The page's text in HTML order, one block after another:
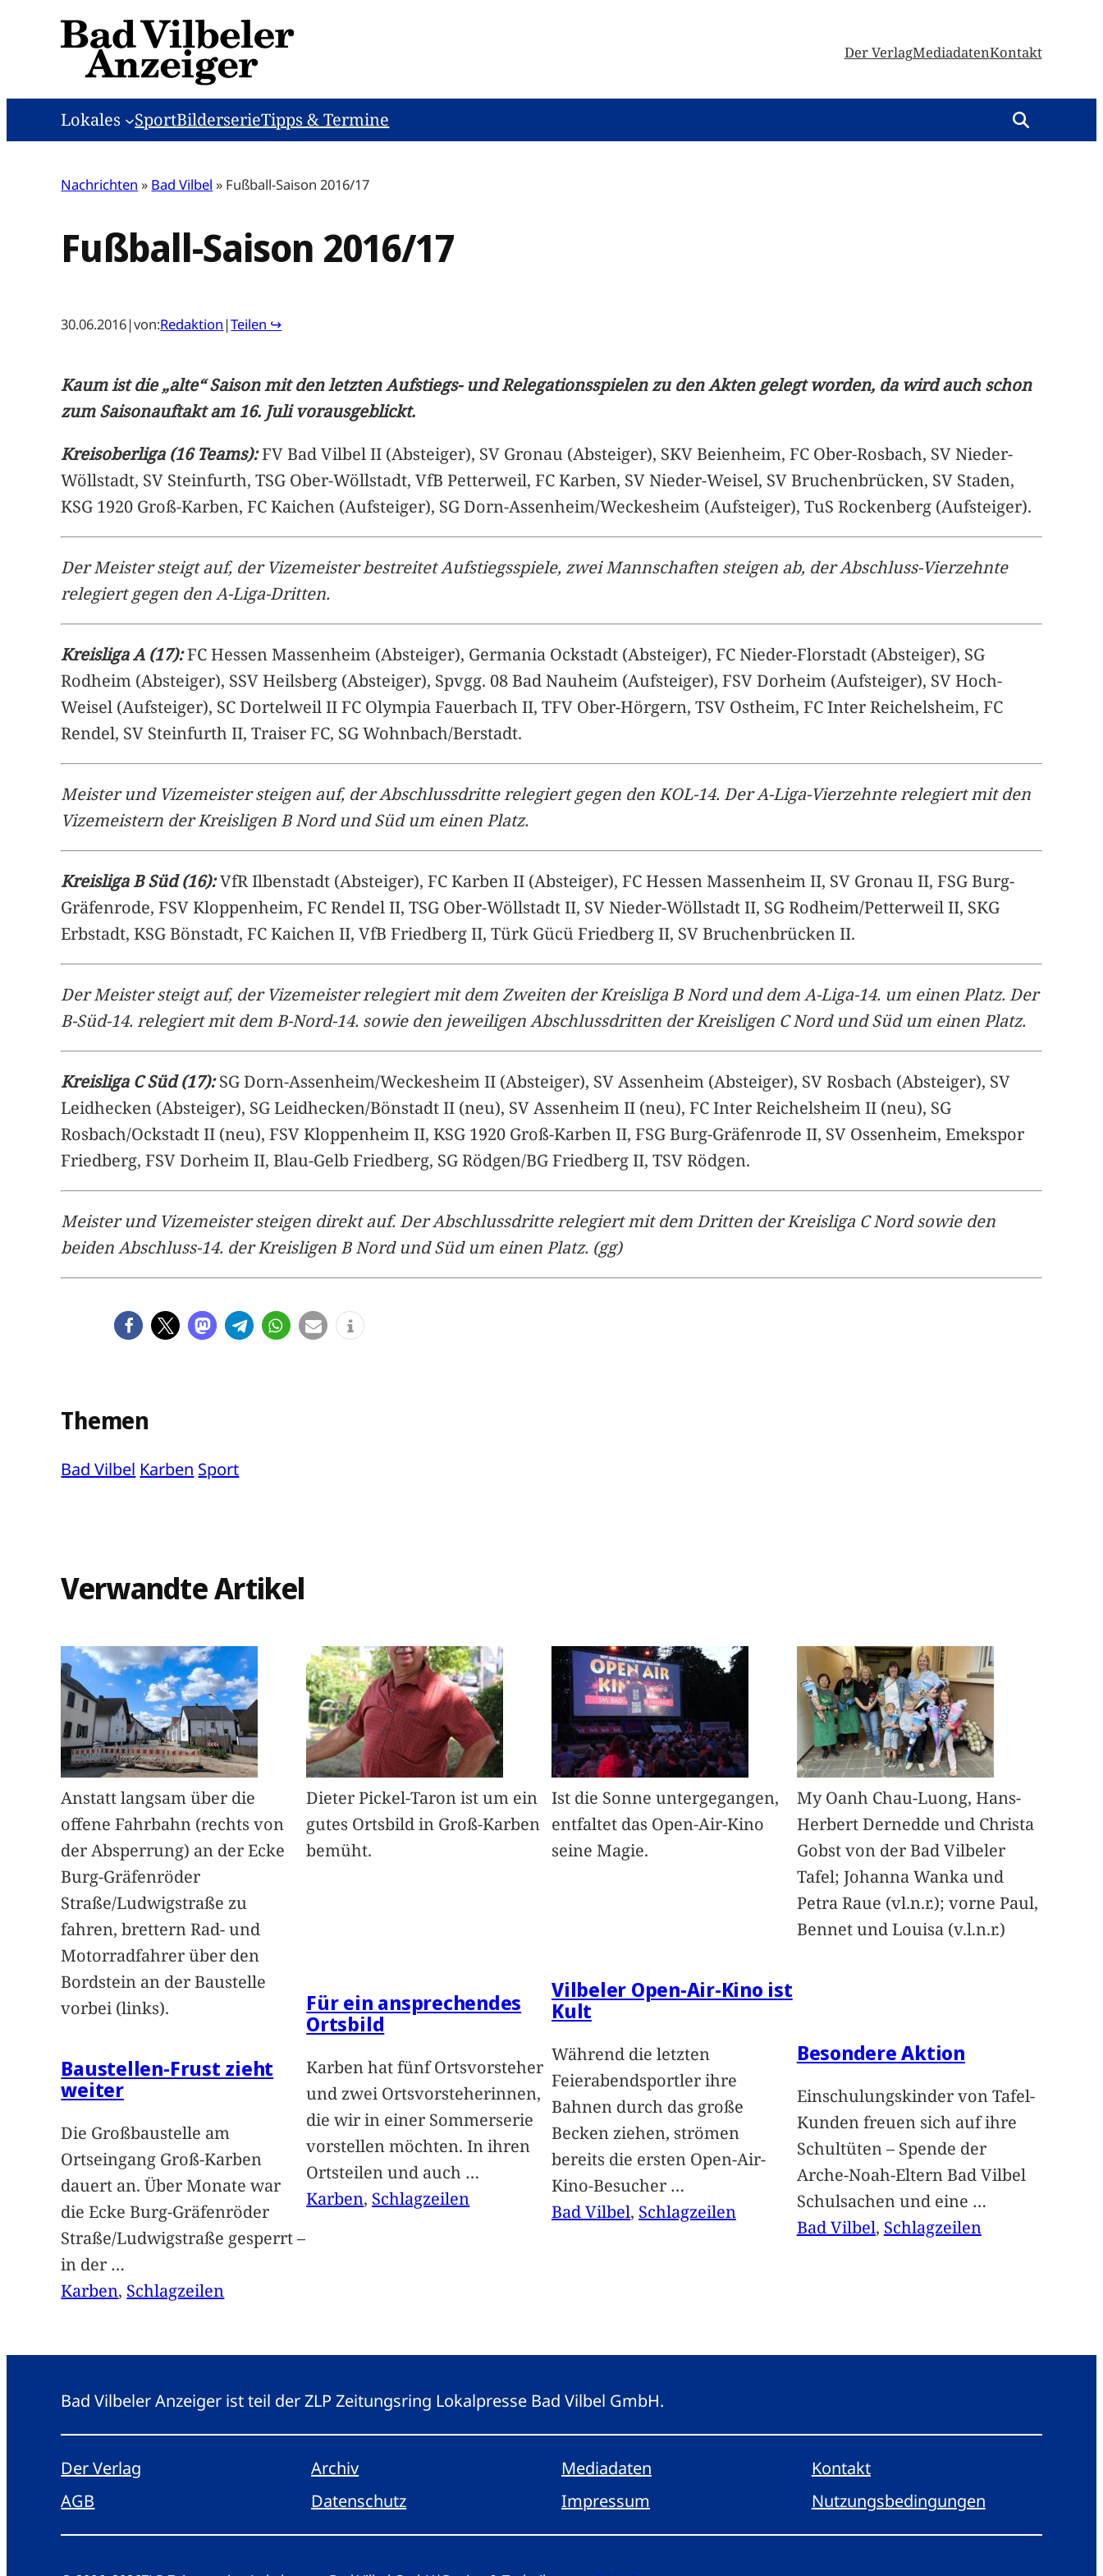
Der VerlagMediadatenKontakt
Lokales SportBilderserieTipps & Termine
Nachrichten » Bad Vilbel » Fußball-Saison 2016/17
Fußball-Saison 2016/17
30.06.2016|von:Redaktion |Teilen ↪
Kaum ist die „alte“ Saison mit den letzten Aufstiegs- und Relegationsspielen zu den Akten gelegt worden, da wird auch schon
zum Saisonauftakt am 16. Juli vorausgeblickt.
Kreisoberliga (16 Teams):FV Bad Vilbel II (Absteiger), SV Gronau (Absteiger), SKV Beienheim, FC Ober-Rosbach, SV Nieder-
Wöllstadt, SV Steinfurth, TSG Ober-Wöllstadt, VfB Petterweil, FC Karben, SV Nieder-Weisel, SV Bruchenbrücken, SV Staden,
KSG 1920 Groß-Karben, FC Kaichen (Aufsteiger), SG Dorn-Assenheim/Weckesheim (Aufsteiger), TuS Rockenberg (Aufsteiger).
Der Meister steigt auf, der Vizemeister bestreitet Aufstiegsspiele, zwei Mannschaften steigen ab, der Abschluss-Vierzehnte
relegiert gegen den A-Liga-Dritten.
Kreisliga A (17):FC Hessen Massenheim (Absteiger), Germania Ockstadt (Absteiger), FC Nieder-Florstadt (Absteiger), SG
Rodheim (Absteiger), SSV Heilsberg (Absteiger), Spvgg. 08 Bad Nauheim (Aufsteiger), FSV Dorheim (Aufsteiger), SV Hoch-
Weisel (Aufsteiger), SC Dortelweil II FC Olympia Fauerbach II, TFV Ober-Hörgern, TSV Ostheim, FC Inter Reichelsheim, FC
Rendel, SV Steinfurth II, Traiser FC, SG Wohnbach/Berstadt.
Meister und Vizemeister steigen auf, der Abschlussdritte relegiert gegen den KOL-14. Der A-Liga-Vierzehnte relegiert mit den
Vizemeistern der Kreisligen B Nord und Süd um einen Platz.
Kreisliga B Süd (16):VfR Ilbenstadt (Absteiger), FC Karben II (Absteiger), FC Hessen Massenheim II, SV Gronau II, FSG Burg-
Gräfenrode, FSV Kloppenheim, FC Rendel II, TSG Ober-Wöllstadt II, SV Nieder-Wöllstadt II, SG Rodheim/Petterweil II, SKG
Erbstadt, KSG Bönstadt, FC Kaichen II, VfB Friedberg II, Türk Gücü Friedberg II, SV Bruchenbrücken II.
Der Meister steigt auf, der Vizemeister relegiert mit dem Zweiten der Kreisliga B Nord und dem A-Liga-14. um einen Platz. Der
B-Süd-14. relegiert mit dem B-Nord-14. sowie den jeweiligen Abschlussdritten der Kreisligen C Nord und Süd um einen Platz.
Kreisliga C Süd (17):SG Dorn-Assenheim/Weckesheim II (Absteiger), SV Assenheim (Absteiger), SV Rosbach (Absteiger), SV
Leidhecken (Absteiger), SG Leidhecken/Bönstadt II (neu), SV Assenheim II (neu), FC Inter Reichelsheim II (neu), SG
Rosbach/Ockstadt II (neu), FSV Kloppenheim II, KSG 1920 Groß-Karben II, FSG Burg-Gräfenrode II, SV Ossenheim, Emekspor
Friedberg, FSV Dorheim II, Blau-Gelb Friedberg, SG Rödgen/BG Friedberg II, TSV Rödgen.
Meister und Vizemeister steigen direkt auf. Der Abschlussdritte relegiert mit dem Dritten der Kreisliga C Nord sowie den
beiden Abschluss-14. der Kreisligen B Nord und Süd um einen Platz. (gg)
Themen
Bad Vilbel Karben Sport
Verwandte Artikel
Anstatt langsam über die
offene Fahrbahn (rechts von
der Absperrung) an der Ecke
Burg-Gräfenröder
Straße/Ludwigstraße zu
fahren, brettern Rad- und
Motorradfahrer über den
Bordstein an der Baustelle
vorbei (links).
Baustellen-Frust zieht
weiter
Die Großbaustelle am
Ortseingang Groß-Karben
dauert an. Über Monate war
die Ecke Burg-Gräfenröder
Straße/Ludwigstraße gesperrt –
in der …
Karben, Schlagzeilen
Dieter Pickel-Taron ist um ein
gutes Ortsbild in Groß-Karben
bemüht.
Für ein ansprechendes
Ortsbild
Karben hat fünf Ortsvorsteher
und zwei Ortsvorsteherinnen,
die wir in einer Sommerserie
vorstellen möchten. In ihren
Ortsteilen und auch …
Karben, Schlagzeilen
Ist die Sonne untergegangen,
entfaltet das Open-Air-Kino
seine Magie.
Vilbeler Open-Air-Kino ist
Kult
Während die letzten
Feierabendsportler ihre
Bahnen durch das große
Becken ziehen, strömen
bereits die ersten Open-Air-
Kino-Besucher …
Bad Vilbel, Schlagzeilen
My Oanh Chau-Luong, Hans-
Herbert Dernedde und Christa
Gobst von der Bad Vilbeler
Tafel; Johanna Wanka und
Petra Raue (vl.n.r.); vorne Paul,
Bennet und Louisa (v.l.n.r.)
Besondere Aktion
Einschulungskinder von Tafel-
Kunden freuen sich auf ihre
Schultüten – Spende der
Arche-Noah-Eltern Bad Vilbel
Schulsachen und eine …
Bad Vilbel, Schlagzeilen
Bad Vilbeler Anzeiger ist teil der ZLP Zeitungsring Lokalpresse Bad Vilbel GmbH.
Der Verlag Archiv Mediadaten
Kontakt
AGB
Datenschutz Impressum Nutzungsbedingungen